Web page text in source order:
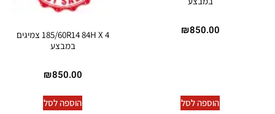
₪850.00
הוספה לסל
185/60R14 84H X 4 צמיגים
במבצע
₪850.00
הוספה לסל